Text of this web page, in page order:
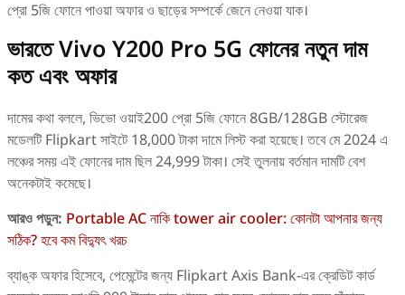
প্রো 5জি ফোনে পাওয়া অফার ও ছাড়ের সম্পর্কে জেনে নেওয়া যাক।
ভারতে Vivo Y200 Pro 5G ফোনের নতুন দাম
কত এবং অফার
দামের কথা বললে, ভিভো ওয়াই200 প্রো 5জি ফোনে 8GB/128GB স্টোরেজ
মডেলটি Flipkart সাইটে 18,000 টাকা দামে লিস্ট করা হয়েছে। তবে মে 2024 এ
লঞ্চের সময় এই ফোনের দাম ছিল 24,999 টাকা। সেই তুলনায় বর্তমান দামটি বেশ
অনেকটাই কমেছে।
আরও পড়ুন: Portable AC নাকি tower air cooler: কোনটা আপনার জন্য
সঠিক? হবে কম বিদ্যুৎ খরচ
ব্যাঙ্ক অফার হিসেবে, পেমেন্টের জন্য Flipkart Axis Bank-এর ক্রেডিট কার্ড